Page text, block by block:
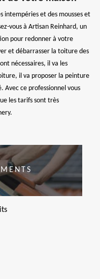
intempéries et des mousses et
vous à Artisan Reinhard, un
pour redonner à votre
et débarrasser la toiture des
nécessaires, il va les
il va proposer la peinture
ce professionnel vous
les tarifs sont très